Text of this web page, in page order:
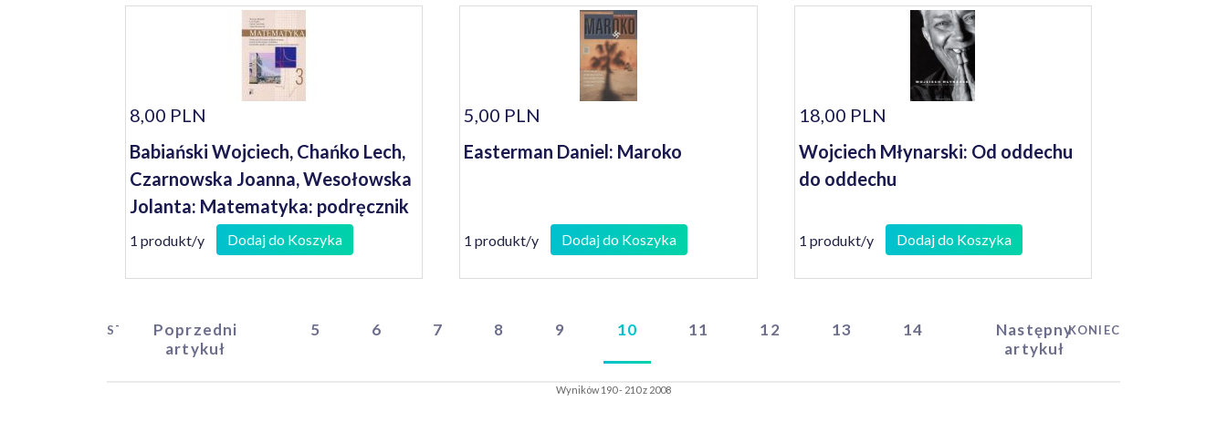
8,00 PLN
Babiański Wojciech, Chańko Lech,
Czarnowska Joanna, Wesołowska
Jolanta: Matematyka: podręcznik
dla liceum ogólnokształcącego,
liceum profilowanego i technikum.
1 produkt/y Dodaj do Koszyka
5,00 PLN
Easterman Daniel: Maroko
1 produkt/y Dodaj do Koszyka
18,00 PLN
Wojciech Młynarski: Od oddechu
do oddechu
1 produkt/y Dodaj do Koszyka
START
Poprzedni
artykuł
5 6 7 8 9 10 11 12 13 14
Następny
artykuł
KONIEC
Wyników 190 - 210 z 2008